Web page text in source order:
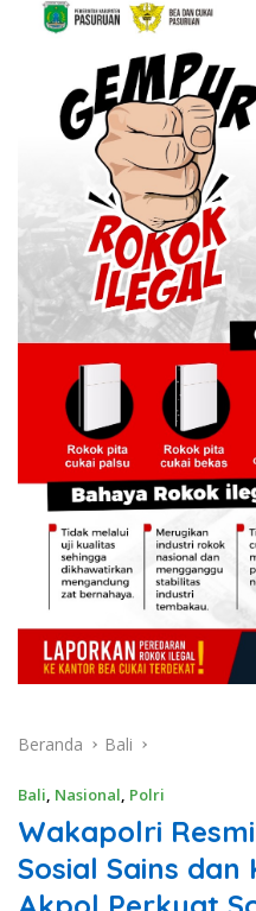
Beranda Bali
Bali, Nasional, Polri
Wakapolri
Sosial Sains dan